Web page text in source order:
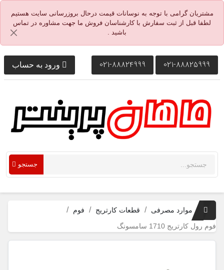
مشتریان گرامی با توجه به نوسانات قیمت درحال بروزرسانی سایت هستیم
لطفا قبل از ثبت سفارش با کارشناسان فروش ما جهت مشاوره در تماس
باشید .
021-88825999
021-88824999 ورود به حساب
جستجو
موارد مصرفی قطعات کارتریج
فوم
فوم رول کارتریج 1710 سامسونگ